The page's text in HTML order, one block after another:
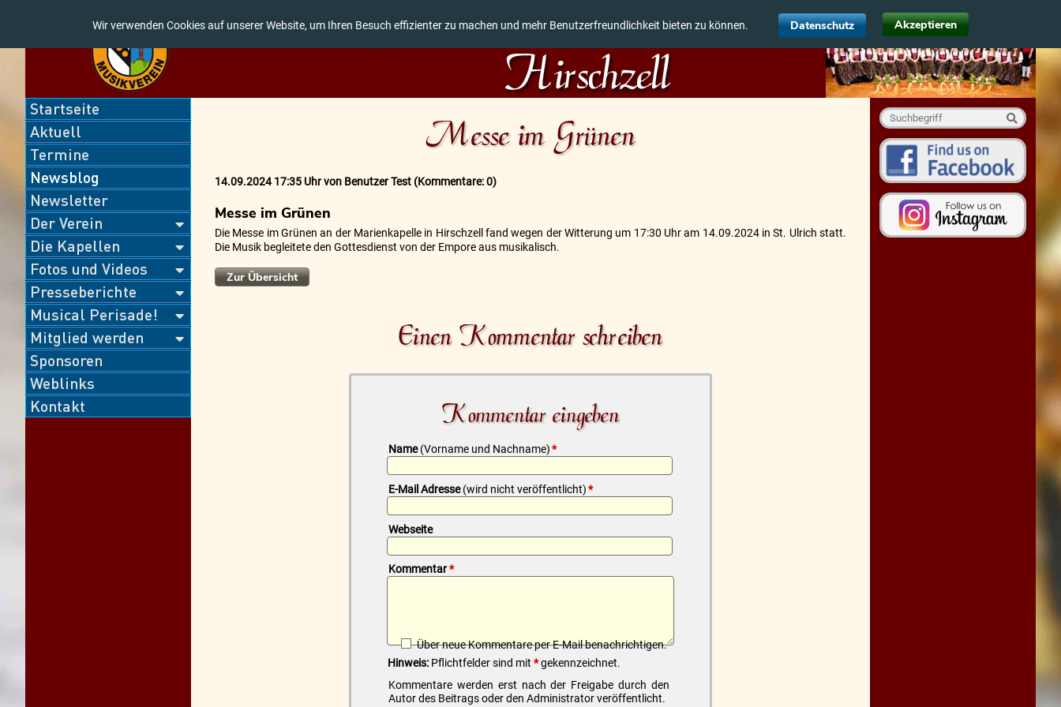
Messe im Grünen
14.09.2024 17:35 Uhrvon Benutzer Test (Kommentare: 0)
Messe im Grünen
Die Messe im Grünen an der Marienkapelle in Hirschzell fand wegen der Witterung um 17:30 Uhr am 14.09.2024 in St. Ulrich statt.
Die Musik begleitete den Gottesdienst von der Empore aus musikalisch.
Zur Übersicht
Einen Kommentar schreiben
Kommentar eingeben
Pflichtfeld
Name(Vorname und Nachname)*
Pflichtfeld
E-Mail Adresse(wird nicht veröffentlicht)*
Webseite
Pflichtfeld
Kommentar*
Über neue Kommentare per E-Mail benachrichtigen.
Hinweis: Pflichtfelder sind mit *gekennzeichnet.
Kommentare werden erst nach der Freigabe durch den
Autor des Beitrags oder den Administrator veröffentlicht.
Navigation
überspringen
Startseite
Aktuell
Termine
Newsblog
Newsletter
Der Verein
Die Kapellen
Fotos und Videos
Presseberichte
Musical Perisade!
Mitglied werden
Sponsoren
Weblinks
Kontakt
Wir verwenden Cookies auf unserer Website, um Ihren Besuch effizienter zu machen und mehr Benutzerfreundlichkeit bieten zu können. Datenschutz Akzeptieren